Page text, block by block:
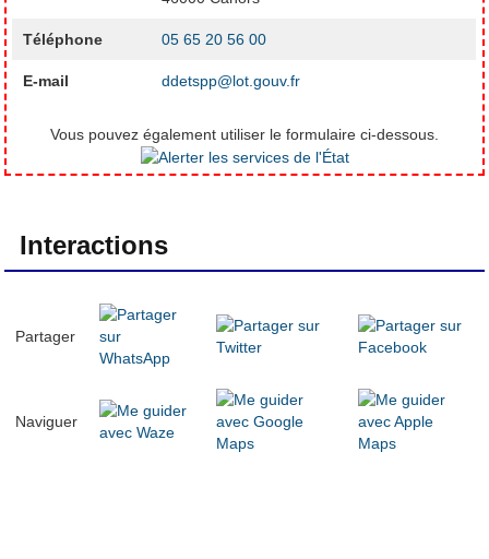
Téléphone 05 65 20 56 00
E-mail ddetspp@lot.gouv.fr
Vous pouvez également utiliser le formulaire ci-dessous.
Interactions
Partager
Naviguer